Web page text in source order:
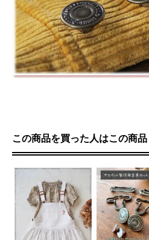
この商品を買った人はこの商